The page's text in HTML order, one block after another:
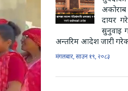
दायर
सुनुवाइ
अन्तरिम आदेश जारी
मंगलबार, साउन १९, २०८३